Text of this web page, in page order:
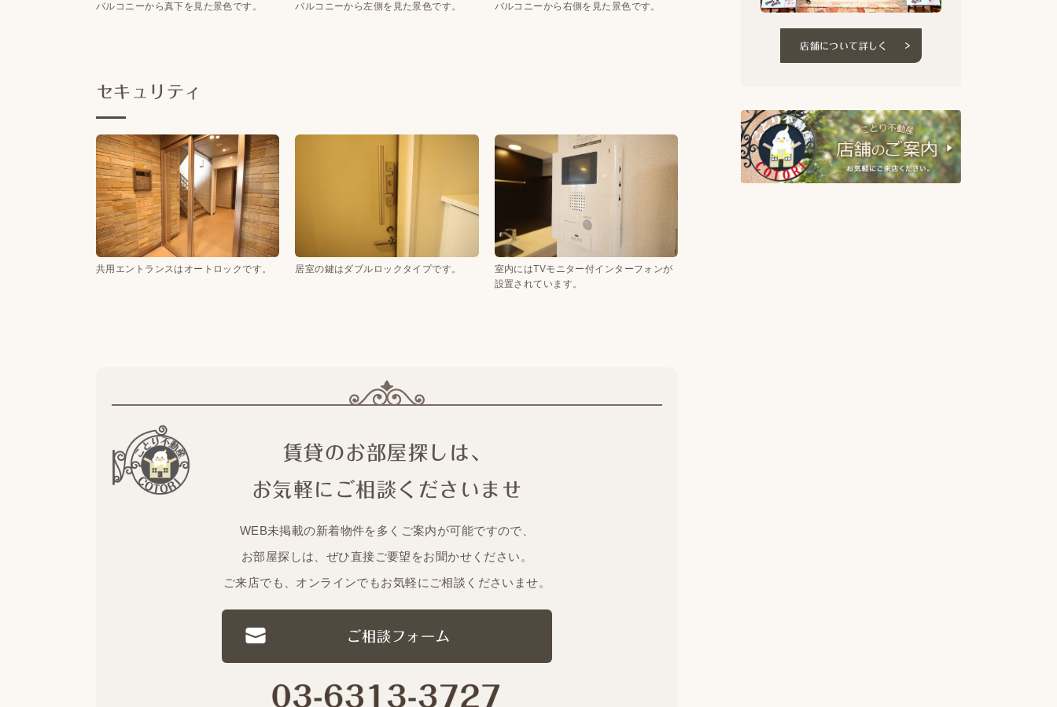
バルコニーから真下を見た景色です。 バルコニーから左側を見た景色です。 バルコニーから右側を見た景色です。
セキュリティ
共用エントランスはオートロックです。 居室の鍵はダブルロックタイプです。
室内にはTVモニター付インターフォンが
設置されています。
賃貸のお部屋探しは、
お気軽にご相談くださいませ
WEB未掲載の新着物件を多くご案内が可能ですので、
お部屋探しは、ぜひ直接ご要望をお聞かせください。
ご来店でも、オンラインでもお気軽にご相談くださいませ。
ご相談フォーム
店舗について詳しく